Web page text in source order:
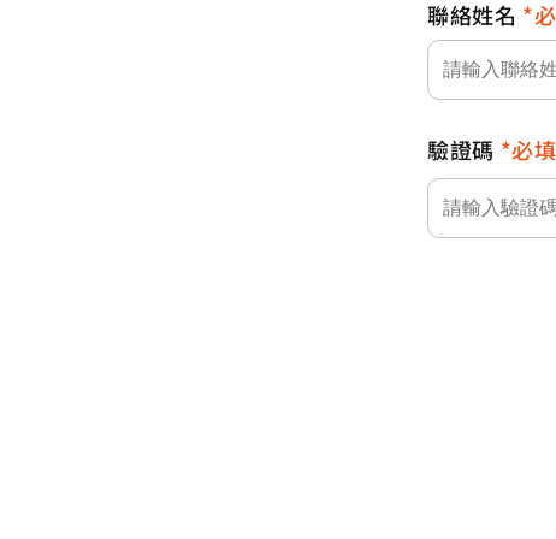
聯絡姓名
驗證碼 必填